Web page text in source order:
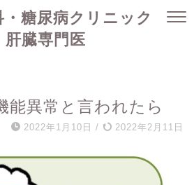
糖尿病クリニック
肝臓専門医
能異常と言われたら
2022年1月10日 / 2022年2月11日